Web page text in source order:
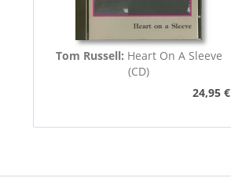
Tom Russell: Heart On A Sleeve
(CD)
24,95 €